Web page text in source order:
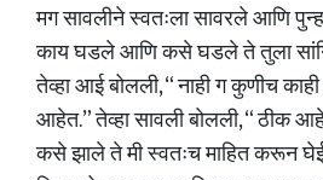
मग सावलीने स्वतःला सावरले आणि
काय घडले आणि कसे घडले ते तुला
तेव्हा आई बोलली, “ नाही ग कुणीच
आहेत.” तेव्हा सावली बोलली, “ ठीक
कसे झाले ते मी स्वतःच माहित करून